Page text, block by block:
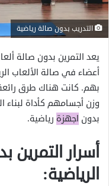
التدريب بدون صالة رياضية
يعد التمرين بدون صالة
أعضاء في صالة الألعاب
بهم. كانت هناك طرق
وزن أجسامهم كأداة لبناء
بدون اجهزة رياضية.
أسرار التمرين
الرياضية: